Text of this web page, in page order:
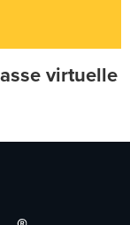
virtuelle